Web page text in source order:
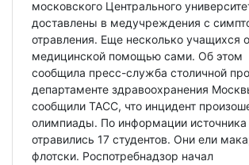
московского Центрального
доставлены в медучреждения с
отравления. Еще несколько учащихся
медицинской помощью сами. Об этом
сообщила пресс-служба столичной
департаменте здравоохранения
сообщили ТАСС, что инцидент
олимпиады. По информации источника
отравились 17 студентов. Они ели
флотски. Роспотребнадзор начал